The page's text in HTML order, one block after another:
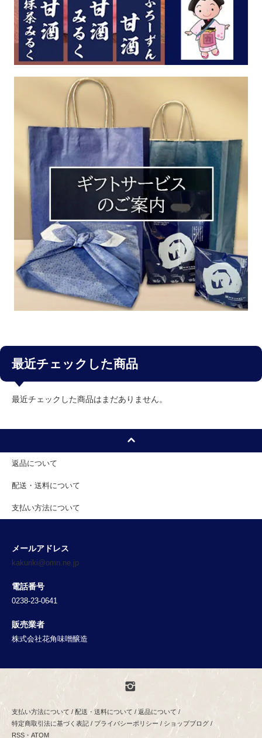
最近チェックした商品
最近チェックした商品はまだありません。
返品について
配送・送料について
支払い方法について
メールアドレス
kakuriki@omn.ne.jp
電話番号
0238-23-0641
販売業者
株式会社花角味噌醸造
支払い方法について / 配送・送料について / 返品について /
特定商取引法に基づく表記 / プライバシーポリシー / ショップブログ /
RSS ・ ATOM